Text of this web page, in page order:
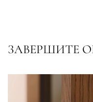
ЗАВЕРШИТЕ